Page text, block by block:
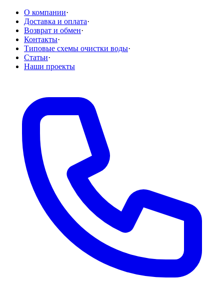
О компании·
Доставка и оплата·
Возврат и обмен·
Контакты·
Типовые схемы очистки воды·
Статьи·
Наши проекты